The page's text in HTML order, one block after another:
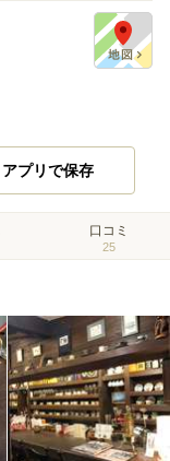
アプリで保存
口コミ
25